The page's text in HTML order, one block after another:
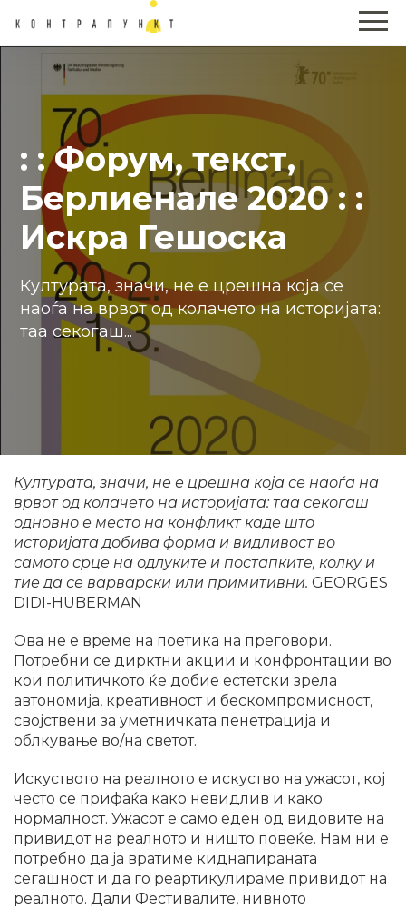
: : Форум, текст,
Берлиенале 2020 : :
Искра Гешоска
Културата, значи, не е црешна која се
наоѓа на врвот од колачето на историјата:
таа секогаш...
Културата, значи, не е црешна која се наоѓа на
врвот од колачето на историјата: таа секогаш
одновно е место на конфликт каде што
историјата добива форма и видливост во
самото срце на одлуките и постапките, колку и
тие да се варварски или примитивни. GEORGES
DIDI-HUBERMAN
Ова не е време на поетика на преговори.
Потребни се дирктни акции и конфронтации во
кои политичкото ќе добие естетски зрела
автономија, креативност и бескомпромисност,
својствени за уметничката пенетрација и
облкување во/на светот.
Искуството на реалното е искуство на ужасот, кој
често се прифаќа како невидлив и како
нормалност. Ужасот е само еден од видовите на
привидот на реалното и ништо повеќе. Нам ни е
потребно да ја вратиме киднапираната
сегашност и да го реартикулираме привидот на
реалното. Дали Фестивалите, нивното